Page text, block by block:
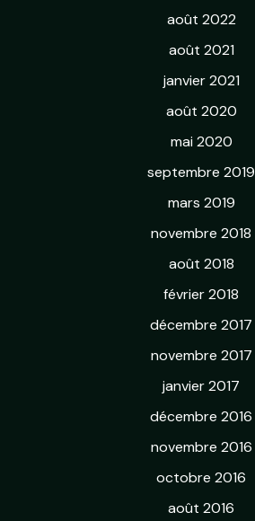
août 2022
août 2021
janvier 2021
août 2020
mai 2020
septembre 2019
mars 2019
novembre 2018
août 2018
février 2018
décembre 2017
novembre 2017
janvier 2017
décembre 2016
novembre 2016
octobre 2016
août 2016